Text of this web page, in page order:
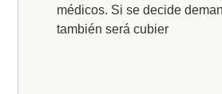
médicos. Si se decide
también será cubier